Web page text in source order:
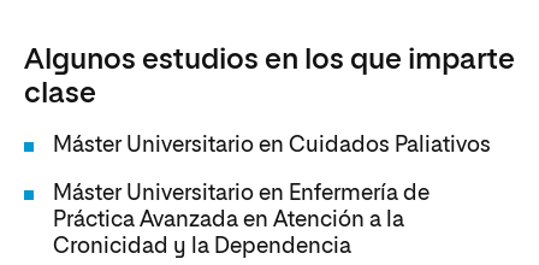
Algunos estudios en los que imparte
clase
Máster Universitario en Cuidados Paliativos
Máster Universitario en Enfermería de
Práctica Avanzada en Atención a la
Cronicidad y la Dependencia